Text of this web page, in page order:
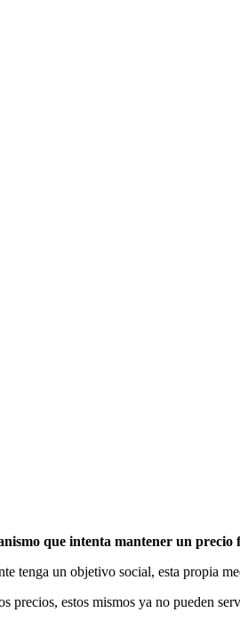
que intenta mantener un precio
tenga un objetivo social, esta propia
precios, estos mismos ya no pueden